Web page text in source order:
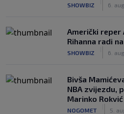
SHOWBIZ 6. aug.
Američki reper
Rihanna radi
SHOWBIZ 6. aug.
Bivša
NBA zvijezdu,
Marinko Rokvić
NOGOMET 5.